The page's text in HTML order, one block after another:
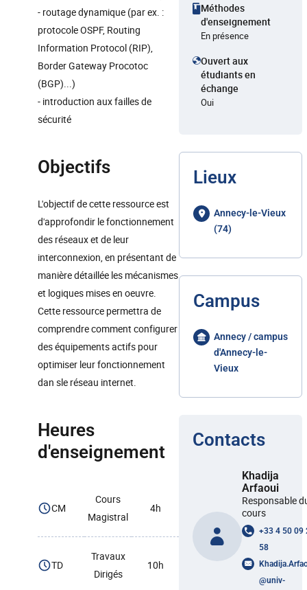
- routage dynamique (par ex. :
protocole OSPF, Routing
Information Protocol (RIP),
Border Gateway Procotoc
(BGP)...)
- introduction aux failles de
sécurité
Objectifs
L'objectif de cette ressource est
d'approfondir le fonctionnement
des réseaux et de leur
interconnexion, en présentant de
manière détaillée les mécanismes
et logiques mises en oeuvre.
Cette ressource permettra de
comprendre comment configurer
des équipements actifs pour
optimiser leur fonctionnement
dan sle réseau internet.
Heures
d'enseignement
CM
Cours
Magistral
4h
TD
Travaux
Dirigés
10h
Méthodes
d'enseignement
En présence
Ouvert aux
étudiants en
échange
Oui
Lieux
Annecy-le-Vieux
(74)
Campus
Annecy / campus
d'Annecy-le-
Vieux
Contacts
Khadija
Arfaoui
Responsable
cours
+33 4 50 09
58
@univ-